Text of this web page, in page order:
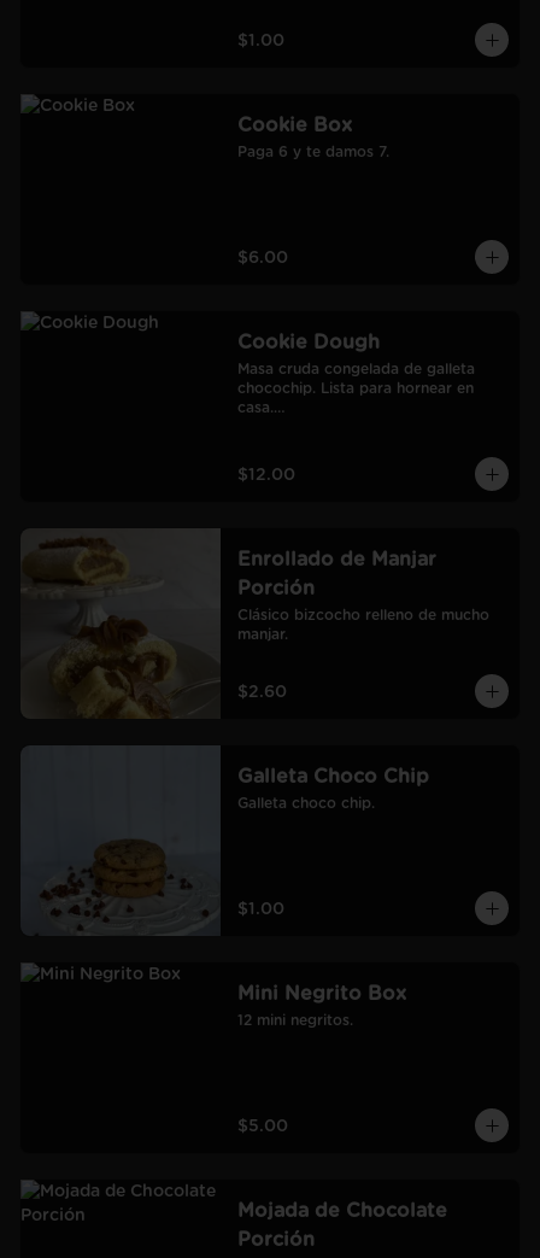
$1.00
Cookie Box
Paga 6 y te damos 7.
$6.00
Cookie Dough
Masa cruda congelada de galleta
chocochip. Lista para hornear en
casa.
60 galletas pequeñas.
$12.00
Enrollado de Manjar
Porción
Clásico bizcocho relleno de mucho
manjar.
$2.60
Galleta Choco Chip
Galleta choco chip.
$1.00
Mini Negrito Box
12 mini negritos.
$5.00
Mojada de Chocolate
Porción